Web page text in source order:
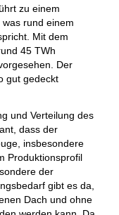
zu einem
rund einem
Mit dem
45 TWh
Der
gut gedeckt
und Verteilung des
dass der
insbesondere
Produktionsprofil
der
gibt es da,
Dach und ohne